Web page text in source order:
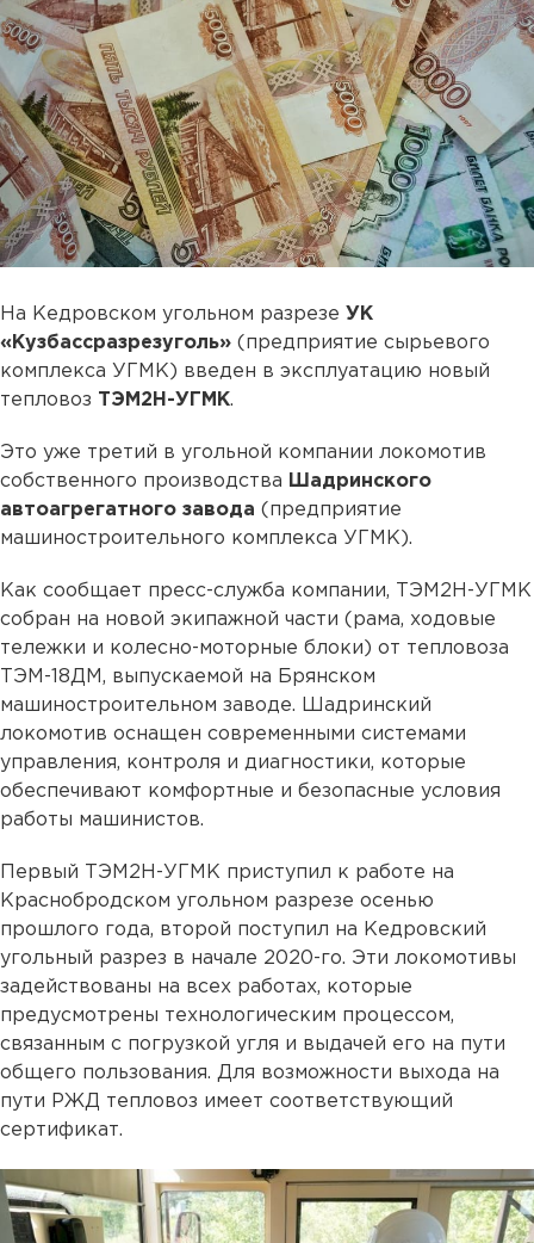
На Кедровском угольном разрезе УК
«Кузбассразрезуголь» (предприятие сырьевого
комплекса УГМК) введен в эксплуатацию новый
тепловоз ТЭМ2Н-УГМК.
Это уже третий в угольной компании локомотив
собственного производства Шадринского
автоагрегатного завода (предприятие
машиностроительного комплекса УГМК).
Как сообщает пресс-служба компании, ТЭМ2Н-УГМК
собран на новой экипажной части (рама, ходовые
тележки и колесно-моторные блоки) от тепловоза
ТЭМ-18ДМ, выпускаемой на Брянском
машиностроительном заводе. Шадринский
локомотив оснащен современными системами
управления, контроля и диагностики, которые
обеспечивают комфортные и безопасные условия
работы машинистов.
Первый ТЭМ2Н-УГМК приступил к работе на
Краснобродском угольном разрезе осенью
прошлого года, второй поступил на Кедровский
угольный разрез в начале 2020-го. Эти локомотивы
задействованы на всех работах, которые
предусмотрены технологическим процессом,
связанным с погрузкой угля и выдачей его на пути
общего пользования. Для возможности выхода на
пути РЖД тепловоз имеет соответствующий
сертификат.